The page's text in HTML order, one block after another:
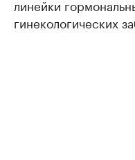
линейки
гинекологических